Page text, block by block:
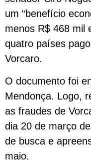
um “benefício
menos R$ 468 mil
quatro países
Vorcaro.
O documento foi
Mendonça. Logo,
as fraudes de
dia 20 de março
de busca e
maio.